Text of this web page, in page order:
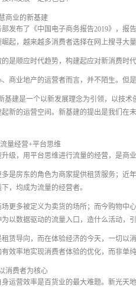
商业的新基建
发布了《中国电子商务报告2019》，报
起，越来越多消费者选择在网上搜寻大
是顺应时代趋势，构建起应对新消费时
商业地产的运营者而言，并不陌生。但
基建是一个以新发展理念为引领，以技
新的运营空间。新基建的提出是我们
量经营+平台思维
级，用平台思维进行流量的经营，是商
是房东的角色为商家提供租赁服务；
，均成为流量的经营者。
更多被定义为卖货的场所；而今购物中
以数据驱动的流量入口，造什么活动，
赁导向，而在体验经济的今天，一切
效率地实现消费者体验的优化，而非单纯
消费者为核心
运营效率是百货业的最大难题。新光天